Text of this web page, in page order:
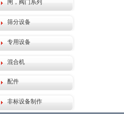
闸，阀门系列
筛分设备
专用设备
混合机
配件
非标设备制作